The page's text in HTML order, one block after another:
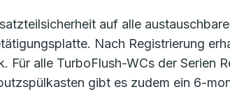
auf alle
Nach Registrierung
Für alle TurboFlush-WCs der Serien
gibt es zudem ein 6-